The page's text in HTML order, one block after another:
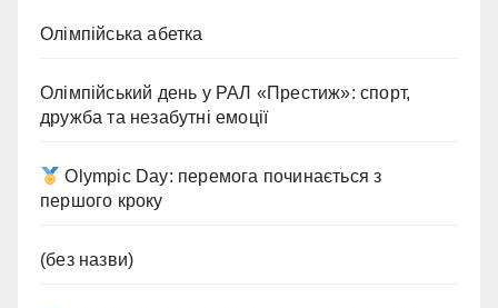
Олімпійська абетка
Олімпійський день у РАЛ «Престиж»: спорт,
дружба та незабутні емоції
Olympic Day: перемога починається з
першого кроку
(без назви)